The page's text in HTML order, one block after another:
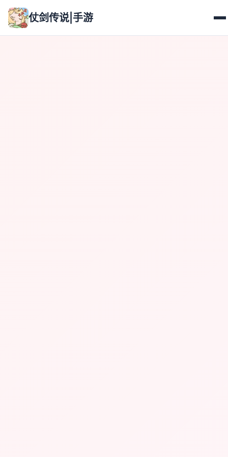
仗剑传说|手游